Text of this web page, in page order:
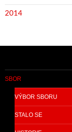
2014
SBOR
VÝBOR SBORU
STALO SE